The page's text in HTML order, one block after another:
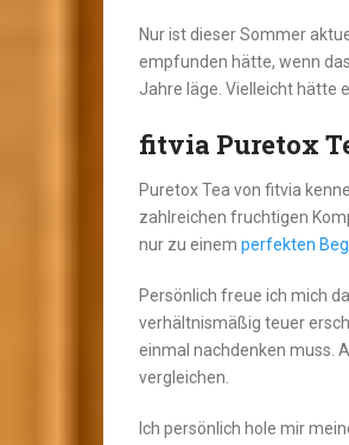
Nur ist dieser Sommer
empfunden hätte, wenn
Jahre läge. Vielleicht hätte
fitvia Puretox
Puretox Tea von fitvia
zahlreichen fruchtigen
nur zu einem perfekten
Persönlich freue ich mich
verhältnismäßig teuer
einmal nachdenken muss.
vergleichen.
Ich persönlich hole mir